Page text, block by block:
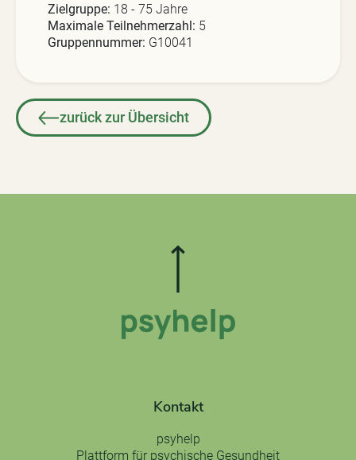
Zielgruppe: 18 - 75 Jahre
Maximale Teilnehmerzahl: 5
Gruppennummer: G10041
zurück zur Übersicht
Kontakt
psyhelp
Plattform für psychische Gesundheit